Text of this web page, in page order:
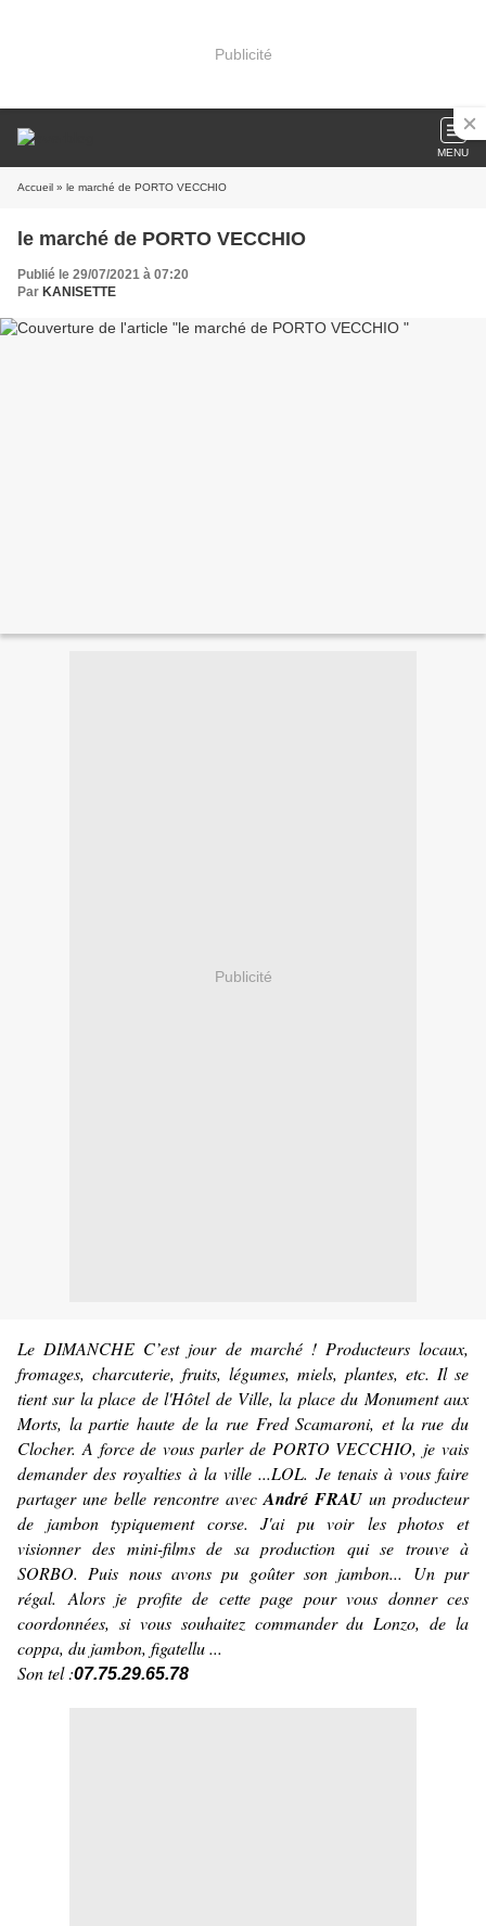
Publicité
MENU
Accueil » le marché de PORTO VECCHIO
le marché de PORTO VECCHIO
Publié le 29/07/2021 à 07:20
Par KANISETTE
Publicité
Le DIMANCHE C’est jour de marché ! Producteurs locaux,
fromages, charcuterie, fruits, légumes, miels, plantes, etc. Il se
tient sur la place de l'Hôtel de Ville, la place du Monument aux
Morts, la partie haute de la rue Fred Scamaroni, et la rue du
Clocher. A force de vous parler de PORTO VECCHIO, je vais
demander des royalties à la ville ...LOL. Je tenais à vous faire
partager une belle rencontre avec André FRAU un producteur
de jambon typiquement corse. J'ai pu voir les photos et
visionner des mini-films de sa production qui se trouve à
SORBO. Puis nous avons pu goûter son jambon... Un pur
régal. Alors je profite de cette page pour vous donner ces
coordonnées, si vous souhaitez commander du Lonzo, de la
coppa, du jambon, figatellu ...
Son tel :07.75.29.65.78